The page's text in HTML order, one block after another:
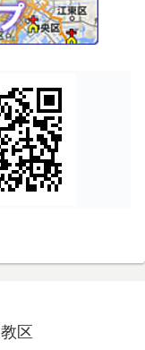
区